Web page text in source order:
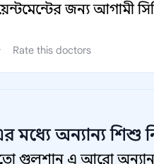
জন্য আগামী
Rate this doctors
মধ্যে অন্যান্যশিশু
গুলশান এ আরো অন্যান্য